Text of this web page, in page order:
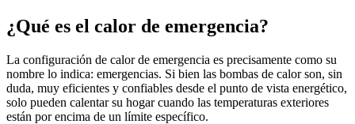
¿Qué es el calor de emergencia?
La configuración de calor de emergencia es precisamente como su
nombre lo indica: emergencias. Si bien las bombas de calor son, sin
duda, muy eficientes y confiables desde el punto de vista energético,
solo pueden calentar su hogar cuando las temperaturas exteriores
están por encima de un límite específico.